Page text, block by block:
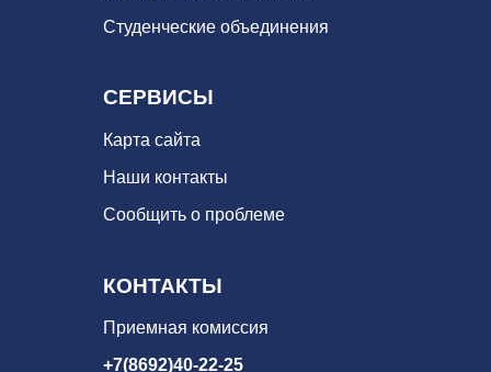
Студенческие объединения
СЕРВИСЫ
Карта сайта
Наши контакты
Сообщить о проблеме
КОНТАКТЫ
Приемная комиссия
+7(8692)40-22-25